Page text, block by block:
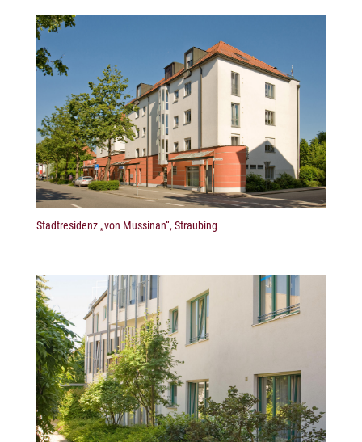
Stadtresidenz „von Mussinan“, Straubing